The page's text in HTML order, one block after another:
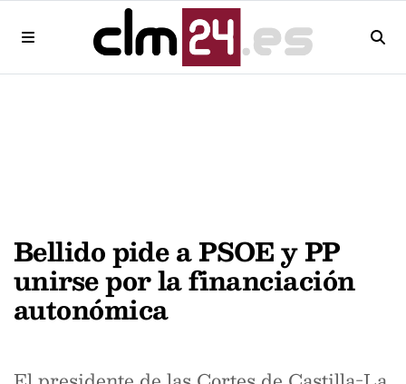
Bellido pide a PSOE y PP
unirse por la financiación
autonómica